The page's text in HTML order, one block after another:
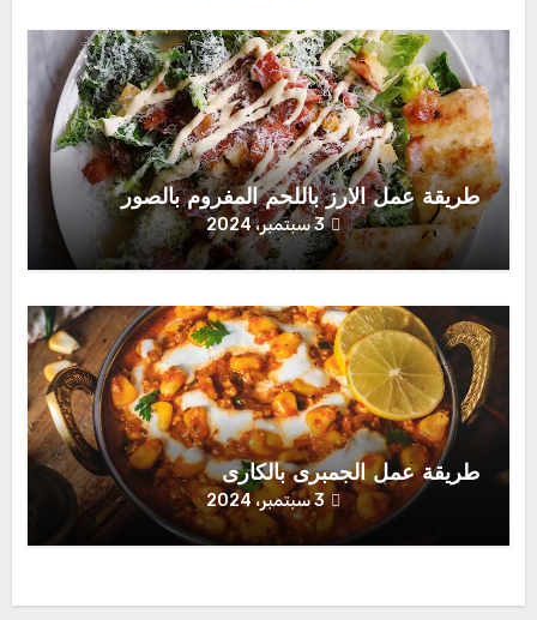
طريقة عمل الارز باللحم المفروم بالصور
3 سبتمبر، 2024
طريقة عمل الجمبرى بالكارى
3 سبتمبر، 2024